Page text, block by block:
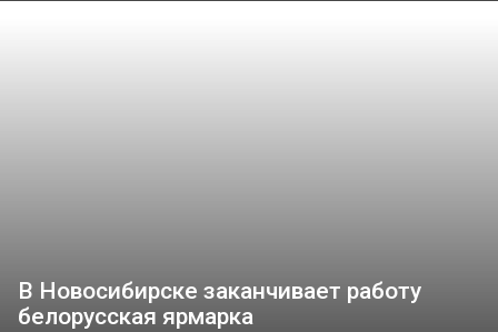
В Новосибирске заканчивает работу
белорусская ярмарка